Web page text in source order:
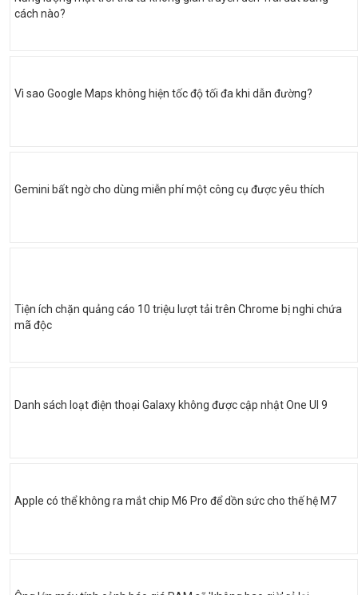
cách nào?
Vì sao Google Maps không hiện tốc độ tối đa khi dẫn đường?
Gemini bất ngờ cho dùng miễn phí một công cụ được yêu thích
Tiện ích chặn quảng cáo 10 triệu lượt tải trên Chrome bị nghi chứa
mã độc
Danh sách loạt điện thoại Galaxy không được cập nhật One UI 9
Apple có thể không ra mắt chip M6 Pro để dồn sức cho thế hệ M7